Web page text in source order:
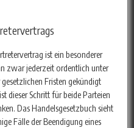
ist ein besonderer
zwar jederzeit ordentlich unter
Fristen gekündigt
dieser Schritt für beide Parteien
Das Handelsgesetzbuch sieht
Fälle der Beendigung eines